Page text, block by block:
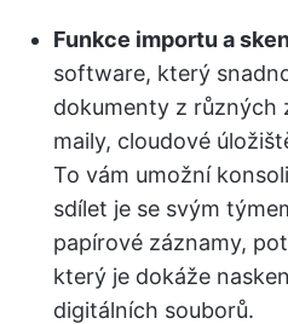
Funkce importu a
software, který
dokumenty z různých
maily, cloudové
To vám umožní
sdílet je se svým
papírové záznamy,
který je dokáže
digitálních souborů.